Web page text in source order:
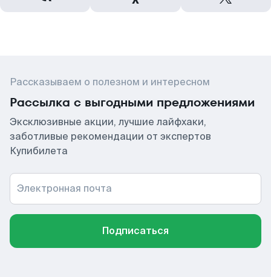
Рассказываем о полезном и интересном
Рассылка с выгодными предложениями
Эксклюзивные акции, лучшие лайфхаки,
заботливые рекомендации от экспертов
Купибилета
Электронная почта
Подписаться